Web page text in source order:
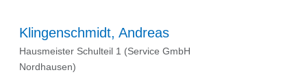
Klingenschmidt, Andreas
Hausmeister Schulteil 1 (Service GmbH
Nordhausen)